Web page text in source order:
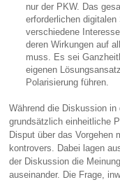
nur der PKW. Das
erforderlichen
verschiedene
deren Wirkungen auf
muss. Es sei
eigenen
Polarisierung führen.
Während die Diskussion
grundsätzlich einheitliche
Disput über das Vorgehen
kontrovers. Dabei lagen
der Diskussion die
auseinander. Die Frage,